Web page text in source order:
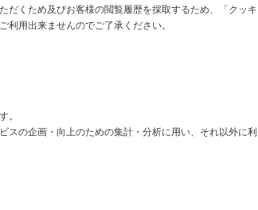
だくため及びお客様の閲覧履歴を採取するため、「ク
利用出来ませんのでご了承ください。
。
の企画・向上のための集計・分析に用い、それ以外に利